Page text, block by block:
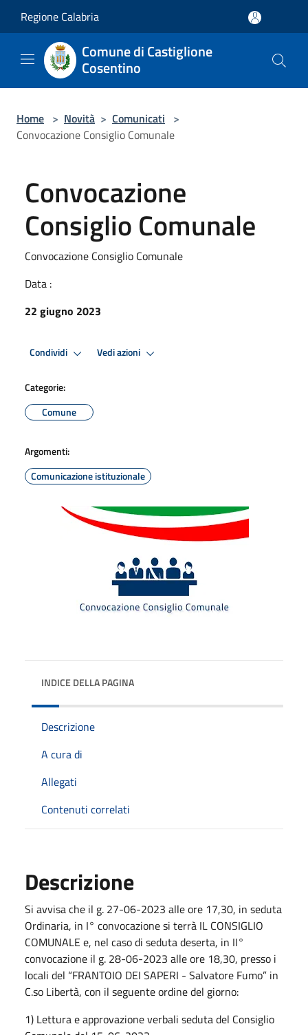
Regione Calabria
Comune di Castiglione
Cosentino
Home > Novità > Comunicati >
Convocazione Consiglio Comunale
Convocazione
Consiglio Comunale
Convocazione Consiglio Comunale
Data :
22 giugno 2023
Condividi Vedi azioni
Categorie:
Comune
Argomenti:
Comunicazione istituzionale
INDICE DELLA PAGINA
Descrizione
A cura di
Allegati
Contenuti correlati
Descrizione
Si avvisa che il g. 27-06-2023 alle ore 17,30, in seduta
Ordinaria, in I° convocazione si terrà IL CONSIGLIO
COMUNALE e, nel caso di seduta deserta, in II°
convocazione il g. 28-06-2023 alle ore 18,30, presso i
locali del “FRANTOIO DEI SAPERI - Salvatore Fumo” in
C.so Libertà, con il seguente ordine del giorno:
1) Lettura e approvazione verbali seduta del Consiglio